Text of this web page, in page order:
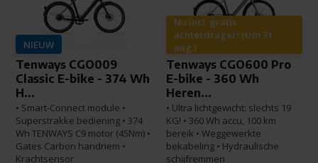
NIEUW
Tenways CGO009
Classic E-bike - 374 Wh
H...
• Smart-Connect module •
Superstrakke bediening • 374
Wh TENWAYS C9 motor (45Nm) •
Gates Carbon handriem •
Krachtsensor
Nu incl. gratis
achterdrager! (t/m 31
aug.)
Tenways CGO600 Pro
E-bike - 360 Wh
Heren...
• Ultra lichtgewicht: slechts 19
KG! • 360 Wh accu, 100 km
bereik • Weggewerkte
bekabeling • Hydraulische
schijfremmen